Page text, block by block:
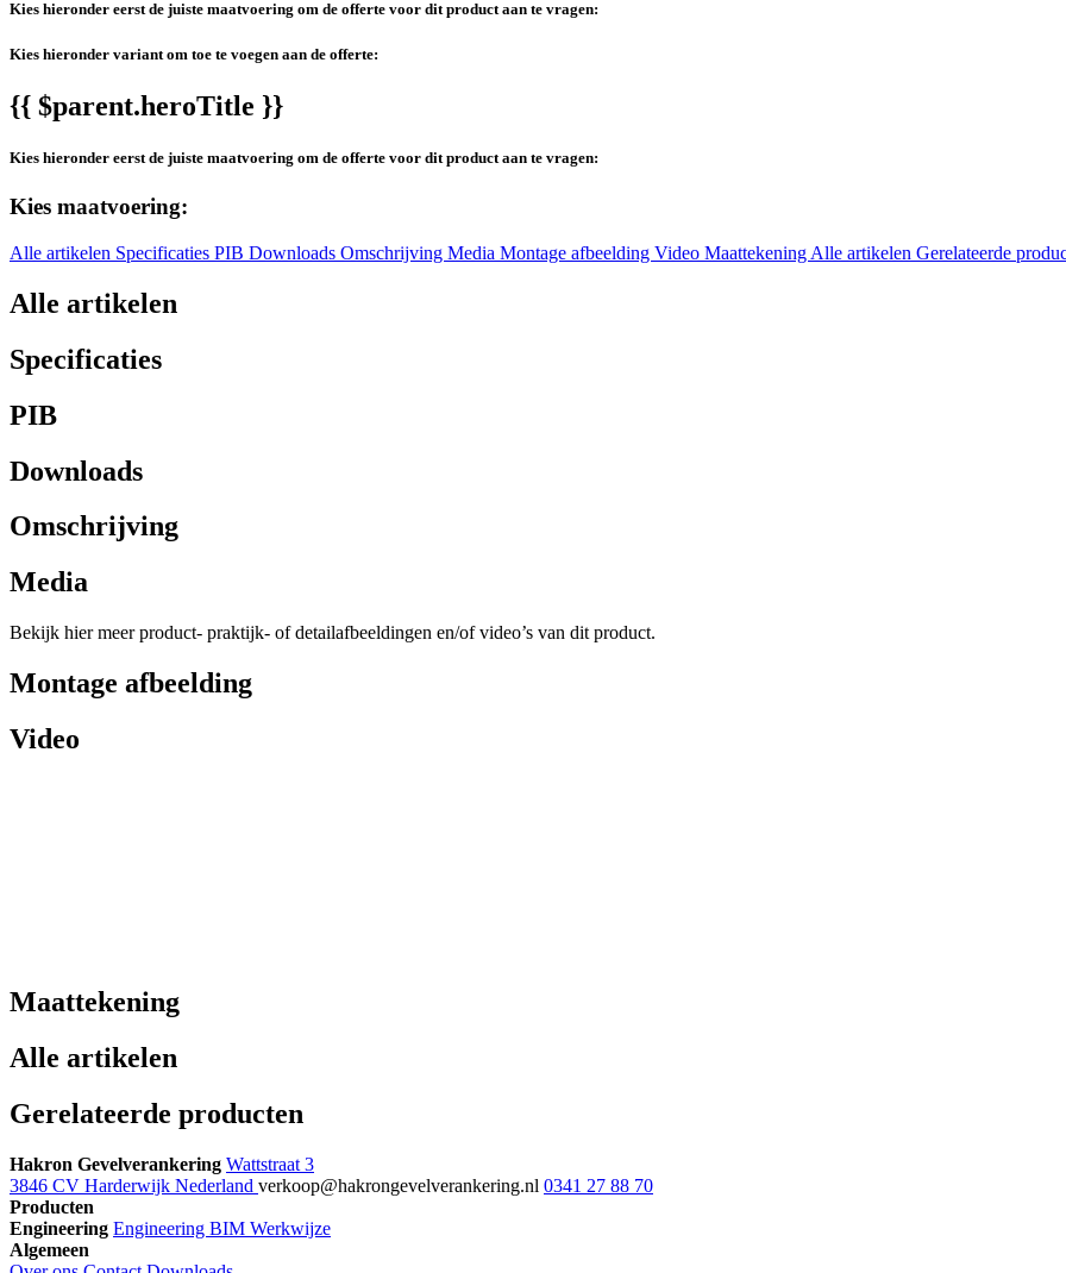
Kies hieronder eerst de juiste maatvoering om de offerte voor dit product aan te vragen:
Kies hieronder variant om toe te voegen aan de offerte:
{{ $parent.heroTitle }}
Kies hieronder eerst de juiste maatvoering om de offerte voor dit product aan te vragen:
Kies maatvoering:
Alle artikelen Specificaties PIB Downloads Omschrijving Media Montage afbeelding Video Maattekening Alle artikelen Gerelateerde
Alle artikelen
Specificaties
PIB
Downloads
Omschrijving
Media
Bekijk hier meer product- praktijk- of detailafbeeldingen en/of video’s van dit product.
Montage afbeelding
Video
Maattekening
Alle artikelen
Gerelateerde producten
Hakron Gevelverankering Wattstraat 3
3846 CV Harderwijk Nederland verkoop@hakrongevelverankering.nl 0341 27 88 70
Producten
Engineering Engineering BIM Werkwijze
Algemeen